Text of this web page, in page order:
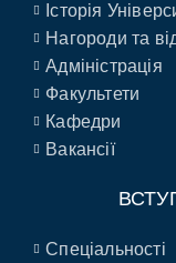
Історія
Нагороди та
Адміністрація
Факультети
Кафедри
Вакансії
Спеціальності